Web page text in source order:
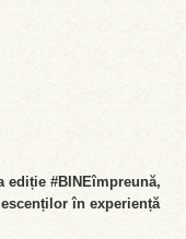
ediție #BINEîmpreună,
în experiență